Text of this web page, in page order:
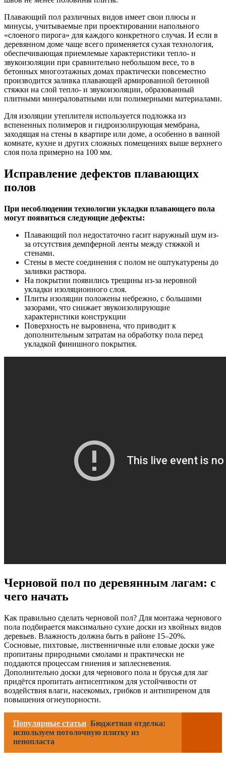
Плавающий пол различных видов имеет свои плюсы и
минусы, учитываемые при проектировании напольного
«слоеного пирога» для каждого конкретного случая. И если в
деревянном доме чаще всего применяется сухая технология,
обеспечивающая приемлемые характеристики тепло- и
звукоизоляции при сравнительно небольшом весе, то в
бетонных многоэтажных домах практически повсеместно
производится заливка плавающей армированной бетонной
стяжки на слой тепло- и звукоизоляции, образованный
плитными минераловатными или полимерными материалами.
Для изоляции утеплителя используется подложка из
вспененных полимеров и гидроизолирующая мембрана,
заходящая на стены в квартире или доме, а особенно в ванной
комнате, кухне и других сложных помещениях выше верхнего
слоя пола примерно на 100 мм.
Исправление дефектов плавающих
полов
При несоблюдении технологии укладки плавающего пола
могут появиться следующие дефекты:
Плавающий пол недостаточно гасит наружный шум из-
за отсутствия демпферной ленты между стяжкой и
стенами.
Стены в месте соединения с полом не оштукатурены до
заливки раствора.
На покрытии появились трещины из-за неровной
укладки изоляционного слоя.
Плиты изоляции положены небрежно, с большими
зазорами, что снижает звукоизолирующие
характеристики конструкции
Поверхность не выровнена, что приводит к
дополнительным затратам на обработку пола перед
укладкой финишного покрытия.
Черновой пол по деревянным лагам: с
чего начать
Как правильно сделать черновой пол? Для монтажа чернового
пола подбирается максимально сухие доски из хвойных видов
деревьев. Влажность должна быть в районе 15–20%.
Сосновые, пихтовые, лиственничные или еловые доски уже
пропитаны природными смолами и практически не
поддаются процессам гниения и заплесневения.
Дополнительно доски для чернового пола и брусья для лаг
придётся пропитать антисептиком для устойчивости от
воздействия влаги, насекомых, грибков и антипиреном для
повышения огнеупорности.
Популярные статьи Бюджетная отделка:
используем потолочную плитку из
пенопласта